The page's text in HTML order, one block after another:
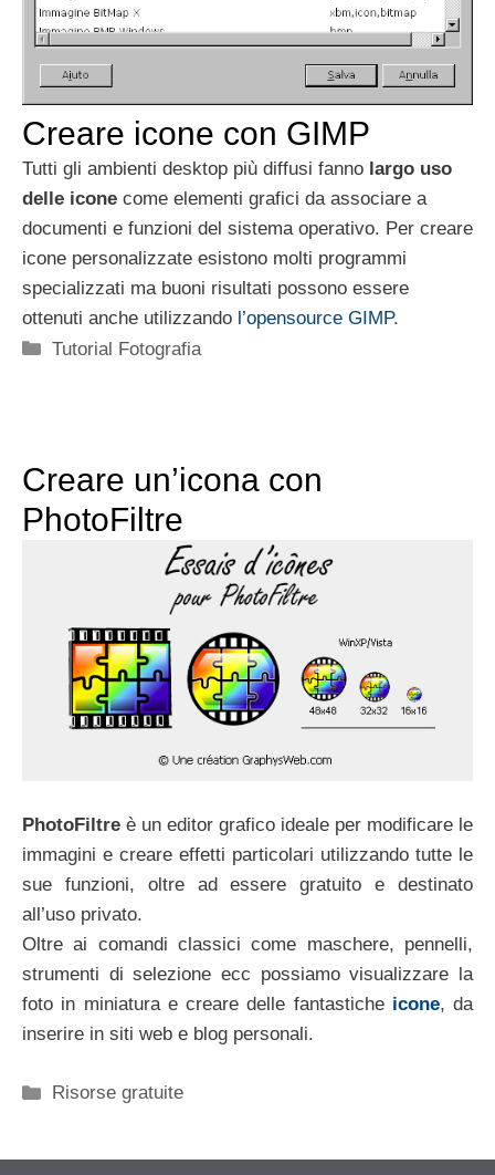
Creare icone con GIMP
Tutti gli ambienti desktop più diffusi fanno largo uso
delle icone come elementi grafici da associare a
documenti e funzioni del sistema operativo. Per creare
icone personalizzate esistono molti programmi
specializzati ma buoni risultati possono essere
ottenuti anche utilizzando l’opensource GIMP.
Categorie
Tutorial Fotografia
Creare un’icona con
PhotoFiltre
PhotoFiltre è un editor grafico ideale per modificare le
immagini e creare effetti particolari utilizzando tutte le
sue funzioni, oltre ad essere gratuito e destinato
all’uso privato.
Oltre ai comandi classici come maschere, pennelli,
strumenti di selezione ecc possiamo visualizzare la
foto in miniatura e creare delle fantastiche icone, da
inserire in siti web e blog personali.
Categorie
Risorse gratuite